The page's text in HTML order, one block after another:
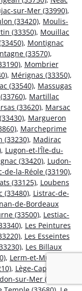
sur-Mer (33990),
(33420), Moulis-
(33350), Mouillac
, Montignac
(33570),
, Mombrier
, Mérignas (33350),
(33540), Massugas
, Martillac
(33620), Marsac
, Margueron
, Marcheprime
(33230), Madirac
, Lugon-et-l’Île-du-
(33420), Ludon-
de-la-Réole (33190),
(33125), Loubens
(33480), Listrac-de-
de-Bordeaux
(33500), Lestiac-
, Les Peintures
, Les Esseintes
, Les Billaux
, Lerm-et-Musset
, Lège-Cap-Ferret
sur-Mer (33123)